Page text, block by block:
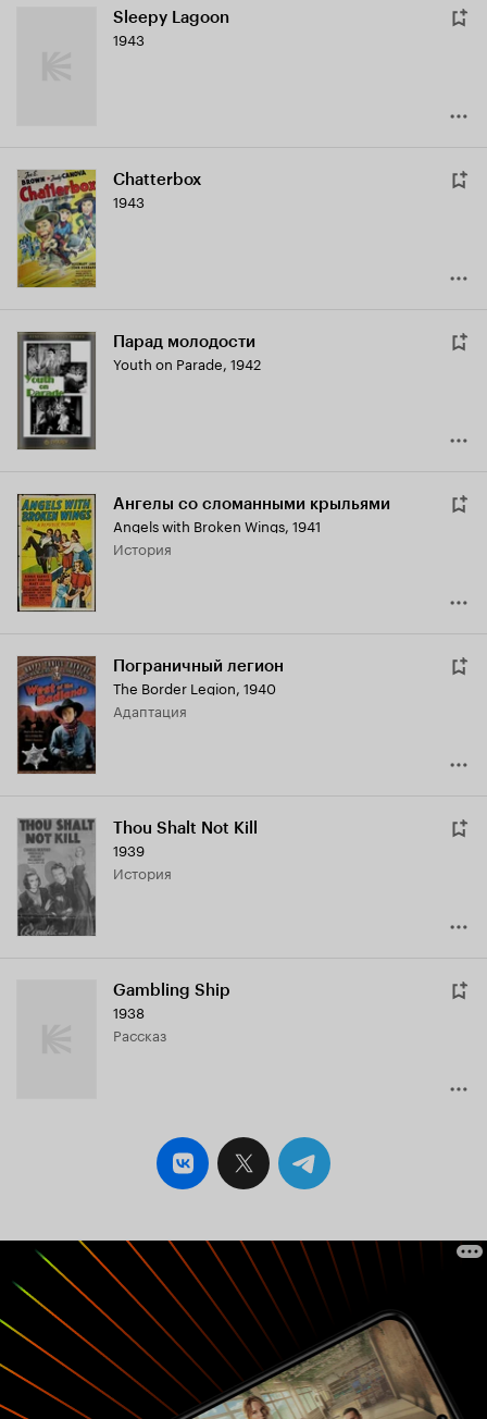
Sleepy Lagoon
1943
Chatterbox
1943
Парад молодости
Youth on Parade, 1942
Ангелы со сломанными крыльями
Angels with Broken Wings, 1941
история
Пограничный легион
The Border Legion, 1940
адаптация
Thou Shalt Not Kill
1939
история
Gambling Ship
1938
рассказ